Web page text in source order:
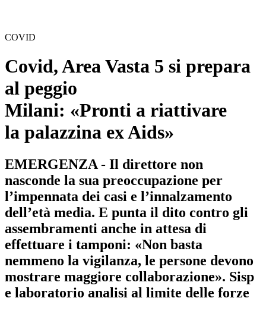
COVID
Covid, Area Vasta 5 si prepara
al peggio
Milani: «Pronti a riattivare
la palazzina ex Aids»
EMERGENZA - Il direttore non
nasconde la sua preoccupazione per
l’impennata dei casi e l’innalzamento
dell’età media. E punta il dito contro gli
assembramenti anche in attesa di
effettuare i tamponi: «Non basta
nemmeno la vigilanza, le persone devono
mostrare maggiore collaborazione». Sisp
e laboratorio analisi al limite delle forze